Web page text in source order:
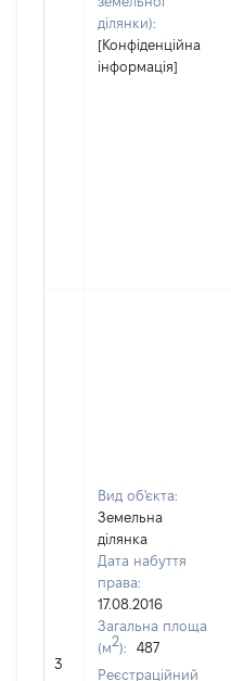
ділянки):
[Конфіденційна
інформація]
3
Вид об'єкта:
Земельна
ділянка
Дата набуття
права:
17.08.2016
Загальна площа
(м2):
487
Реєстраційний